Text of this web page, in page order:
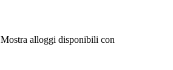
Mostra alloggi disponibili con